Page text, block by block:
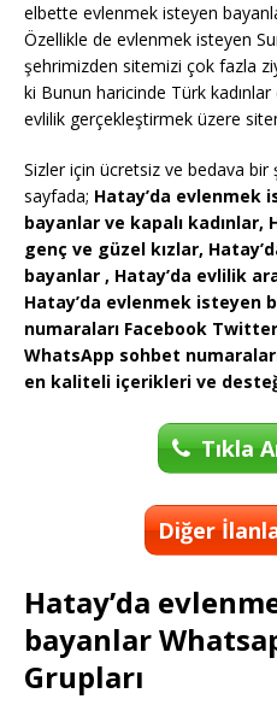
elbette evlenmek isteyen
Özellikle de evlenmek isteyen
şehrimizden sitemizi çok fazla
ki Bunun haricinde Türk
evlilik gerçekleştirmek üzere
Sizler için ücretsiz ve bedava
sayfada; Hatay’da evlenmek
bayanlar ve kapalı kadınlar,
genç ve güzel kızlar,
bayanlar , Hatay’da evlilik
Hatay’da evlenmek isteyen
numaraları Facebook Twitter
WhatsApp sohbet
en kaliteli içerikleri ve
Tıkla
Diğer
Hatay’da
bayanlar
Grupları